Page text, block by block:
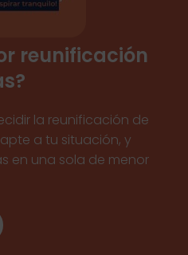
reunificación
la reunificación de
a tu situación, y
en una sola de menor